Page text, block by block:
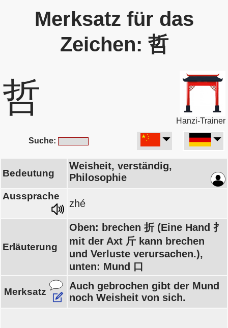
Merksatz für das
Zeichen: 哲
哲
Hanzi-Trainer
Suche:
Bedeutung
Weisheit, verständig,
Philosophie
Aussprache
zhé
Erläuterung
Oben: brechen 折 (Eine Hand 扌
mit der Axt 斤 kann brechen
und Verluste verursachen.),
unten: Mund 口
Merksatz
Auch gebrochen gibt der Mund
noch Weisheit von sich.